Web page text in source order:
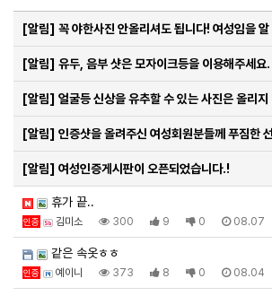
[알림] 꼭 야한사진 안올리셔도 됩니다! 여성임을
[알림] 유두, 음부 샷은 모자이크등을 이용해주세요.
[알림] 얼굴등 신상을 유추할 수 있는 사진은 올리
[알림] 인증샷을 올려주신 여성회원분들께 푸짐한 선물
[알림] 여성인증게시판이 오픈되었습니다.!
휴가 끝..
인증 김미소 300 9 0 08.07
같은 속옷ㅎㅎ
인증 예이니 373 8 0 08.04